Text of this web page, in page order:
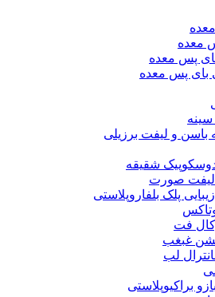
معده
پس معده
پس معده
سینه
باسن و لیفت برزیلی
شقیقه
صورت
پلک بلفاروپلاستی
فت
غبغب
لب
براکیوپلاستی